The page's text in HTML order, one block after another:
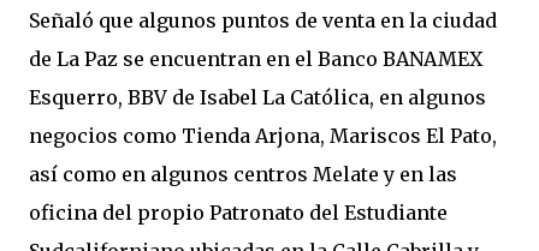
Señaló que algunos puntos de venta en la ciudad
de La Paz se encuentran en el Banco BANAMEX
Esquerro, BBV de Isabel La Católica, en algunos
negocios como Tienda Arjona, Mariscos El Pato,
así como en algunos centros Melate y en las
oficina del propio Patronato del Estudiante